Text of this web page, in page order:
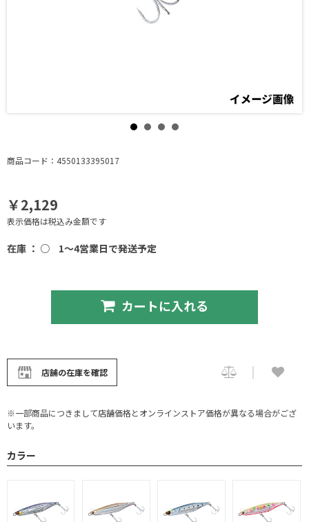
商品コード：4550133395017
￥2,129
表示価格は税込み金額です
在庫 ： ○ 1～4営業日で発送予定
カートに入れる
店舗の在庫を確認
※一部商品につきまして店舗価格とオンラインストア価格が異なる場合がござ
います。
カラー